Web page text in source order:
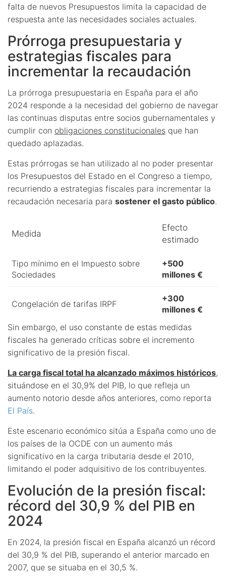
falta de nuevos Presupuestos limita la capacidad de
respuesta ante las necesidades sociales actuales.
Prórroga presupuestaria y
estrategias fiscales para
incrementar la recaudación
La prórroga presupuestaria en España para el año
2024 responde a la necesidad del gobierno de navegar
las continuas disputas entre socios gubernamentales y
cumplir con obligaciones constitucionales que han
quedado aplazadas.
Estas prórrogas se han utilizado al no poder presentar
los Presupuestos del Estado en el Congreso a tiempo,
recurriendo a estrategias fiscales para incrementar la
recaudación necesaria para sostener el gasto público.
Medida
Efecto
estimado
Tipo mínimo en el Impuesto sobre
Sociedades
+500
millones €
Congelación de tarifas IRPF
+300
millones €
Sin embargo, el uso constante de estas medidas
fiscales ha generado críticas sobre el incremento
significativo de la presión fiscal.
La carga fiscal total ha alcanzado máximos históricos,
situándose en el 30,9% del PIB, lo que refleja un
aumento notorio desde años anteriores, como reporta
El País.
Este escenario económico sitúa a España como uno de
los países de la OCDE con un aumento más
significativo en la carga tributaria desde el 2010,
limitando el poder adquisitivo de los contribuyentes.
Evolución de la presión fiscal:
récord del 30,9 % del PIB en
2024
En 2024, la presión fiscal en España alcanzó un récord
del 30,9 % del PIB, superando el anterior marcado en
2007, que se situaba en el 30,5 %.